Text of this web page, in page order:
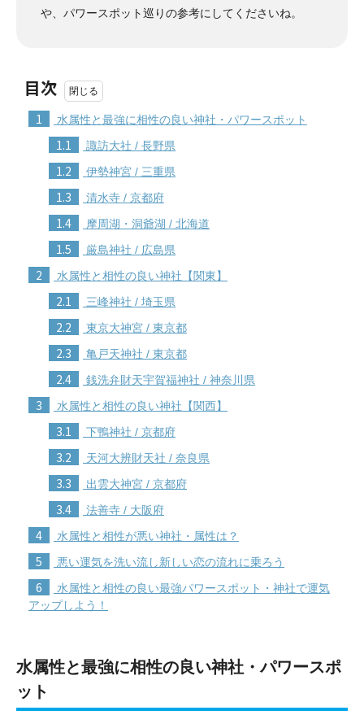
や、パワースポット巡りの参考にしてくださいね。
目次
1 水属性と最強に相性の良い神社・パワースポット
1.1 諏訪大社 / 長野県
1.2 伊勢神宮 / 三重県
1.3 清水寺 / 京都府
1.4 摩周湖・洞爺湖 / 北海道
1.5 厳島神社 / 広島県
2 水属性と相性の良い神社【関東】
2.1 三峰神社 / 埼玉県
2.2 東京大神宮 / 東京都
2.3 亀戸天神社 / 東京都
2.4 銭洗弁財天宇賀福神社 / 神奈川県
3 水属性と相性の良い神社【関西】
3.1 下鴨神社 / 京都府
3.2 天河大辨財天社 / 奈良県
3.3 出雲大神宮 / 京都府
3.4 法善寺 / 大阪府
4 水属性と相性が悪い神社・属性は？
5 悪い運気を洗い流し新しい恋の流れに乗ろう
6
水属性と相性の良い最強パワースポット・神社で運気
アップしよう！
水属性と最強に相性の良い神社・パワースポ
ット